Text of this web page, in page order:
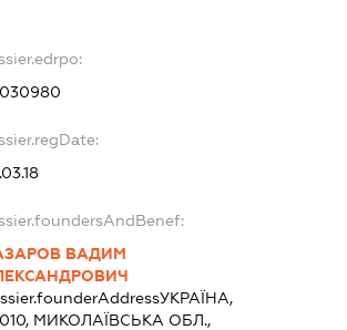
ВАДИМ
УКРАЇНА,
МИКОЛАЇВСЬКА ОБЛ.,